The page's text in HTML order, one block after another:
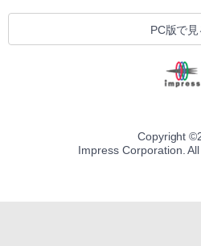
PC版で見
Copyright ©
Impress Corporation.